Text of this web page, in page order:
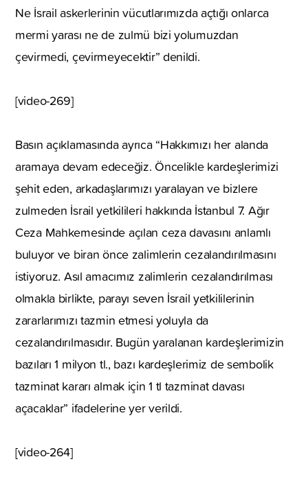
Ne İsrail askerlerinin vücutlarımızda açtığı onlarca
mermi yarası ne de zulmü bizi yolumuzdan
çevirmedi, çevirmeyecektir” denildi.
[video-269]
Basın açıklamasında ayrıca “Hakkımızı her alanda
aramaya devam edeceğiz. Öncelikle kardeşlerimizi
şehit eden, arkadaşlarımızı yaralayan ve bizlere
zulmeden İsrail yetkilileri hakkında İstanbul 7. Ağır
Ceza Mahkemesinde açılan ceza davasını anlamlı
buluyor ve biran önce zalimlerin cezalandırılmasını
istiyoruz. Asıl amacımız zalimlerin cezalandırılması
olmakla birlikte, parayı seven İsrail yetkililerinin
zararlarımızı tazmin etmesi yoluyla da
cezalandırılmasıdır. Bugün yaralanan kardeşlerimizin
bazıları 1 milyon tl., bazı kardeşlerimiz de sembolik
tazminat kararı almak için 1 tl tazminat davası
açacaklar” ifadelerine yer verildi.
[video-264]